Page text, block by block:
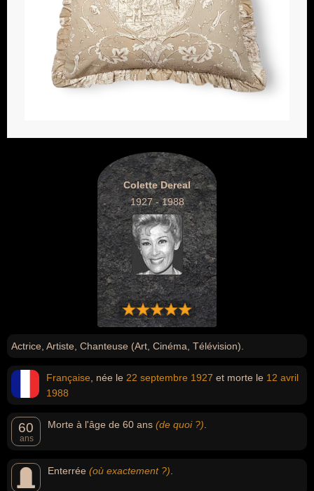
Colette Dereal
1927 - 1988
Actrice, Artiste, Chanteuse (Art, Cinéma, Télévision).
Française , née le 22 septembre 1927 et morte le 12 avril
1988
60
ans
Morte à l'âge de 60 ans (de quoi ?)
Enterrée (où exactement ?)